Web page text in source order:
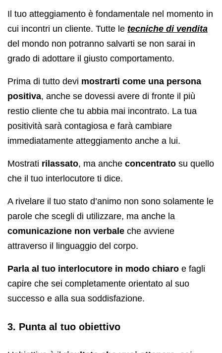
Il tuo atteggiamento è fondamentale nel momento in
cui incontri un cliente. Tutte le tecniche di vendita
del mondo non potranno salvarti se non sarai in
grado di adottare il giusto comportamento.
Prima di tutto devi mostrarti come una persona
positiva, anche se dovessi avere di fronte il più
restio cliente che tu abbia mai incontrato. La tua
positività sarà contagiosa e farà cambiare
immediatamente atteggiamento anche a lui.
Mostrati rilassato, ma anche concentrato su quello
che il tuo interlocutore ti dice.
A rivelare il tuo stato d’animo non sono solamente le
parole che scegli di utilizzare, ma anche la
comunicazione non verbale che avviene
attraverso il linguaggio del corpo.
Parla al tuo interlocutore in modo chiaro e fagli
capire che sei completamente orientato al suo
successo e alla sua soddisfazione.
3. Punta al tuo obiettivo